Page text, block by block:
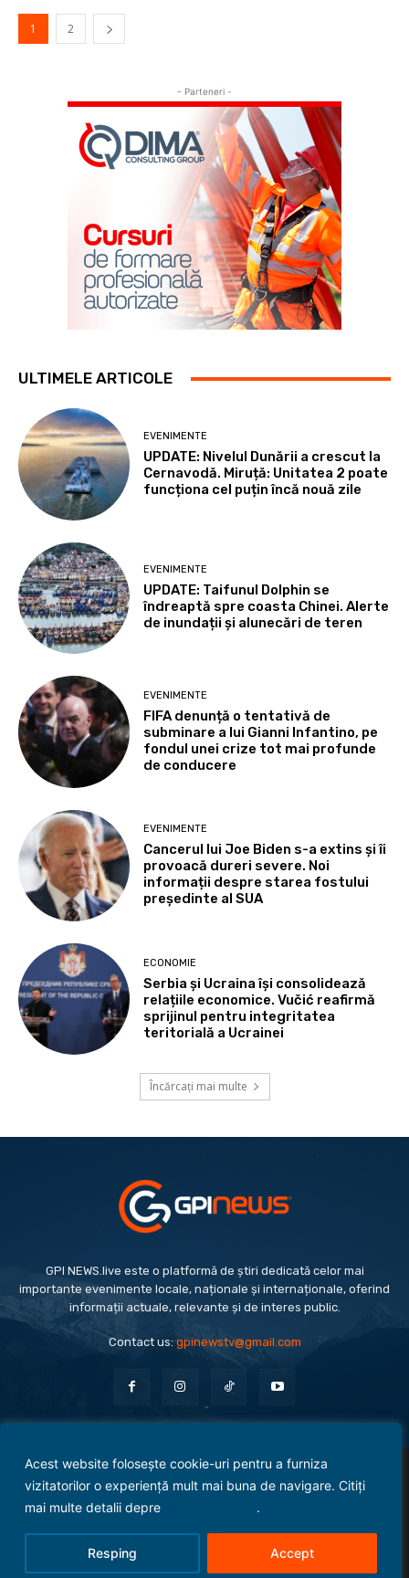
Acest website folosește cookie-uri pentru a furniza
vizitatorilor o experiență mult mai buna de navigare. Citiți
mai multe detalii depre
.
Resping Accept
1 2
- Parteneri -
ULTIMELE ARTICOLE
EVENIMENTE
UPDATE: Nivelul Dunării a crescut la
Cernavodă. Miruță: Unitatea 2 poate
funcționa cel puțin încă nouă zile
EVENIMENTE
UPDATE: Taifunul Dolphin se
îndreaptă spre coasta Chinei. Alerte
de inundații și alunecări de teren
EVENIMENTE
FIFA denunță o tentativă de
subminare a lui Gianni Infantino, pe
fondul unei crize tot mai profunde
de conducere
EVENIMENTE
Cancerul lui Joe Biden s-a extins și îi
provoacă dureri severe. Noi
informații despre starea fostului
președinte al SUA
ECONOMIE
Serbia și Ucraina își consolidează
relațiile economice. Vučić reafirmă
sprijinul pentru integritatea
teritorială a Ucrainei
Încărcați mai multe
GPI NEWS.live este o platformă de știri dedicată celor mai
importante evenimente locale, naționale și internaționale, oferind
informații actuale, relevante și de interes public.
Contact us:gpinewstv@gmail.com
Evenimente Politică Economie Social
Sport
Cultură
Antreprenoriat
Administrație Publică
© 2025 Copyright - GPI NEWS